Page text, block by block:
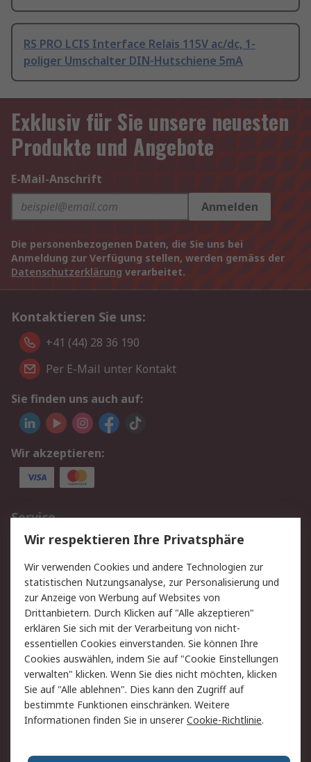
RS PRO LCIS Interface Relais 115V ac/dc, 1-
poliger Umschalter DIN-Hutschiene 5mA
Exklusiv für Sie unsere neuesten
Produkte und Angebote
E-Mail-Anschrift
Anmelden
Die personenbezogenen Daten, die Sie uns bei
Anmeldung zur Verfügung stellen, werden gemäss der
Datenschutzerklärung verarbeitet.
Kontaktieren Sie uns:
+41 (44) 28 36 190
Per E-Mail unter Kontakt
Sie finden uns auch auf:
Wir akzeptieren:
Service
Value Added Services
Lieferlösungen
Rücksendungen
Kontakt
Hilfe
Rechtliches
AGB
Datenschutz
Cookie-Richtlinie
Zahlungsbedingungen
Copyright/Impressum
Über RS
Wir respektieren Ihre Privatsphäre
Wir verwenden Cookies und andere Technologien zur
statistischen Nutzungsanalyse, zur Personalisierung und
zur Anzeige von Werbung auf Websites von
Drittanbietern. Durch Klicken auf "Alle akzeptieren"
erklären Sie sich mit der Verarbeitung von nicht-
essentiellen Cookies einverstanden. Sie können Ihre
Cookies auswählen, indem Sie auf "Cookie Einstellungen
verwalten" klicken. Wenn Sie dies nicht möchten, klicken
Sie auf "Alle ablehnen". Dies kann den Zugriff auf
bestimmte Funktionen einschränken. Weitere
Informationen finden Sie in unsererCookie-Richtlinie.